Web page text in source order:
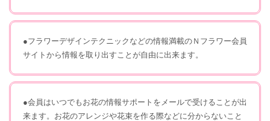
●フラワーデザインテクニックなどの情報満載のＮフラワー会員
サイトから情報を取り出すことが自由に出来ます。
●会員はいつでもお花の情報サポートをメールで受けることが出
来ます。お花のアレンジや花束を作る際などに分からないこと